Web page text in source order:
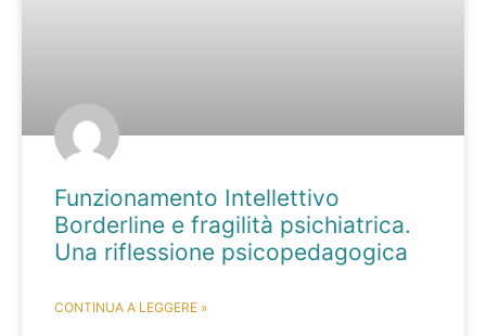
Funzionamento Intellettivo
Borderline e fragilità psichiatrica.
Una riflessione psicopedagogica
CONTINUA A LEGGERE »